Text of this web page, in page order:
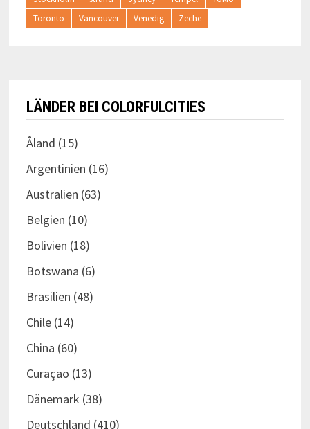
Toronto
Vancouver Venedig Zeche
LÄNDER BEI COLORFULCITIES
Åland (15)
Argentinien (16)
Australien (63)
Belgien (10)
Bolivien (18)
Botswana (6)
Brasilien (48)
Chile(14)
China (60)
Curaçao (13)
Dänemark (38)
Deutschland (410)